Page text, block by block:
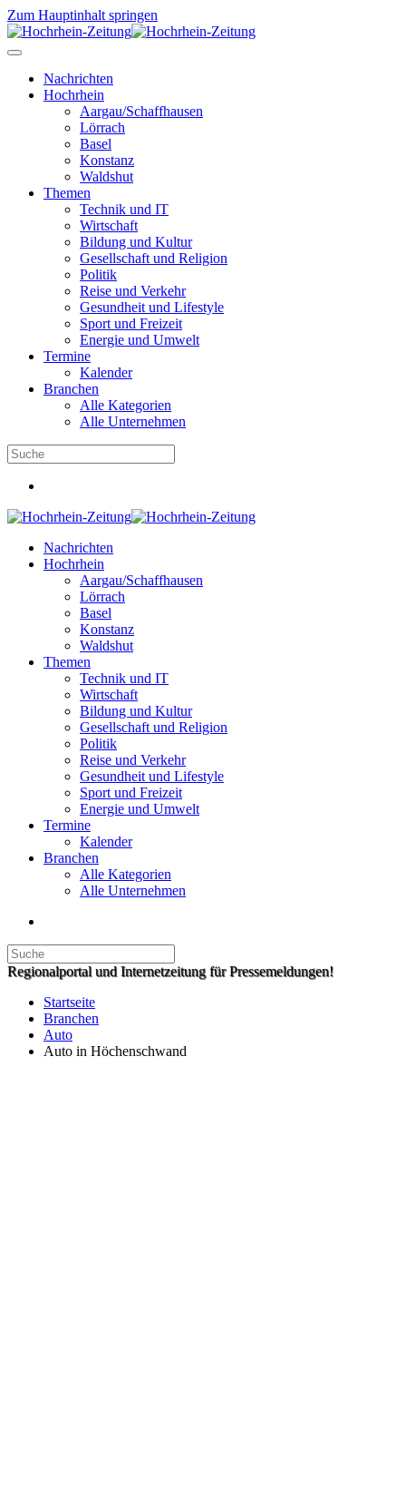
Zum Hauptinhalt springen
Nachrichten
Hochrhein
Aargau/Schaffhausen
Lörrach
Basel
Konstanz
Waldshut
Themen
Technik und IT
Wirtschaft
Bildung und Kultur
Gesellschaft und Religion
Politik
Reise und Verkehr
Gesundheit und Lifestyle
Sport und Freizeit
Energie und Umwelt
Termine
Kalender
Branchen
Alle Kategorien
Alle Unternehmen
Nachrichten
Hochrhein
Aargau/Schaffhausen
Lörrach
Basel
Konstanz
Waldshut
Themen
Technik und IT
Wirtschaft
Bildung und Kultur
Gesellschaft und Religion
Politik
Reise und Verkehr
Gesundheit und Lifestyle
Sport und Freizeit
Energie und Umwelt
Termine
Kalender
Branchen
Alle Kategorien
Alle Unternehmen
Regionalportal und Internetzeitung für Pressemeldungen!
Startseite
Branchen
Auto
Auto in Höchenschwand